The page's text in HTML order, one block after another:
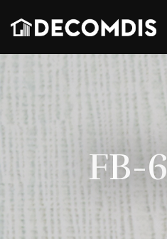
FB-6